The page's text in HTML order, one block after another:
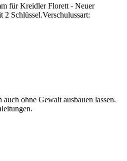
für Kreidler Florett - Neuer
2 Schlüssel.Verschulussart:
ohne Gewalt ausbauen lassen.